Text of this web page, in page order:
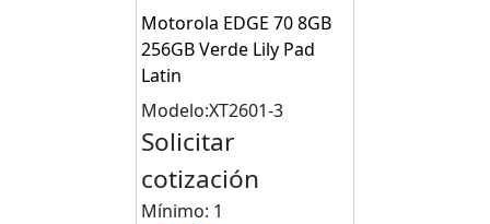
Motorola EDGE 70 8GB
256GB Verde Lily Pad
Latin
Modelo:XT2601-3
Solicitar
cotización
Mínimo: 1